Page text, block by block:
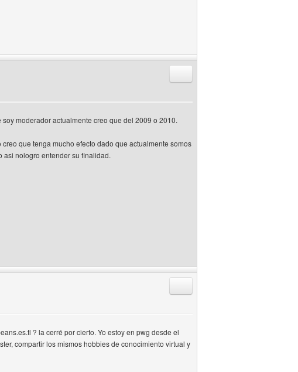
moderador actualmente creo que del 2009 o 2010.
que tenga mucho efecto dado que actualmente somos
asi nologro entender su finalidad.
? la cerré por cierto. Yo estoy en pwg desde el
compartir los mismos hobbies de conocimiento virtual y